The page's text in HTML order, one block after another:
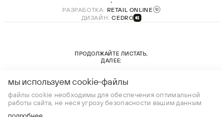
РАЗРАБОТКА: RETAIL ONLINE
ДИЗАЙН:CEDRO
ПРОДОЛЖАЙТЕ ЛИСТАТЬ,
ДАЛЕЕ:
новая коллекция
мы используем cookie-файлы
файлы cookie необходимы для обеспечения оптимальной
работы сайта, не неся угрозу безопасности вашим данным